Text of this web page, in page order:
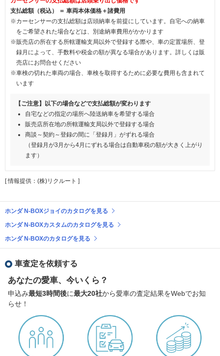
支払総額（税込） ＝ 車両本体価格＋諸費用
※カーセンサーの支払総額は店頭納車を前提にしています。自宅への納車
をご希望された場合などは、別途納車費用がかかります
※販売店の所在する所轄運輸支局以外で登録する際や、車の定置場所、登
録月によって、手数料や税金の額が異なる場合があります。詳しくは販
売店にお問合せください
※車検の切れた車両の場合、車検を取得するために必要な費用も含まれて
います
【ご注意】以下の場合などで支払総額が変わります
自宅などの指定の場所へ陸送納車を希望する場合
販売店所在地の所轄運輸支局以外で登録する場合
商談～契約～登録の間に「登録月」がずれる場合
（登録月が3月から4月にずれる場合は自動車税の額が大きく上がり
ます）
[ 情報提供：(株)リクルート ]
ホンダ N-BOXジョイのカタログを見る
ホンダ N-BOXカスタムのカタログを見る
ホンダ N-BOXのカタログを見る
車査定を依頼する
あなたの愛車、今いくら？
申込み最短3時間後に最大20社から愛車の査定結果をWebでお知
らせ！